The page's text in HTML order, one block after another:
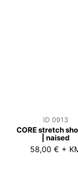
ID 0913
CORE stretch
| naised
58,00 € +